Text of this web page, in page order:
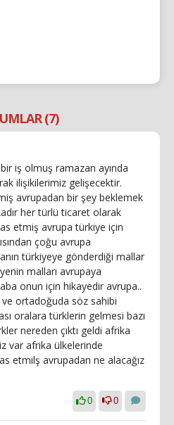
(7)
iş olmuş ramazan ayında
ilişikilerimiz gelişecektir.
avrupadan bir şey beklemek
her türlü ticaret olarak
etmiş avrupa türkiye için
çoğu avrupa
türkiyeye gönderdiği mallar
malları avrupaya
onun için hikayedir avrupa..
ortadoğuda söz sahibi
oralara türklerin gelmesi bazı
nereden çıktı geldi afrika
var afrika ülkelerinde
etmilş avrupadan ne alacağız
0 0